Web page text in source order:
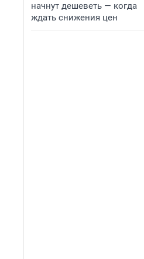
начнут дешеветь — когда
ждать снижения цен